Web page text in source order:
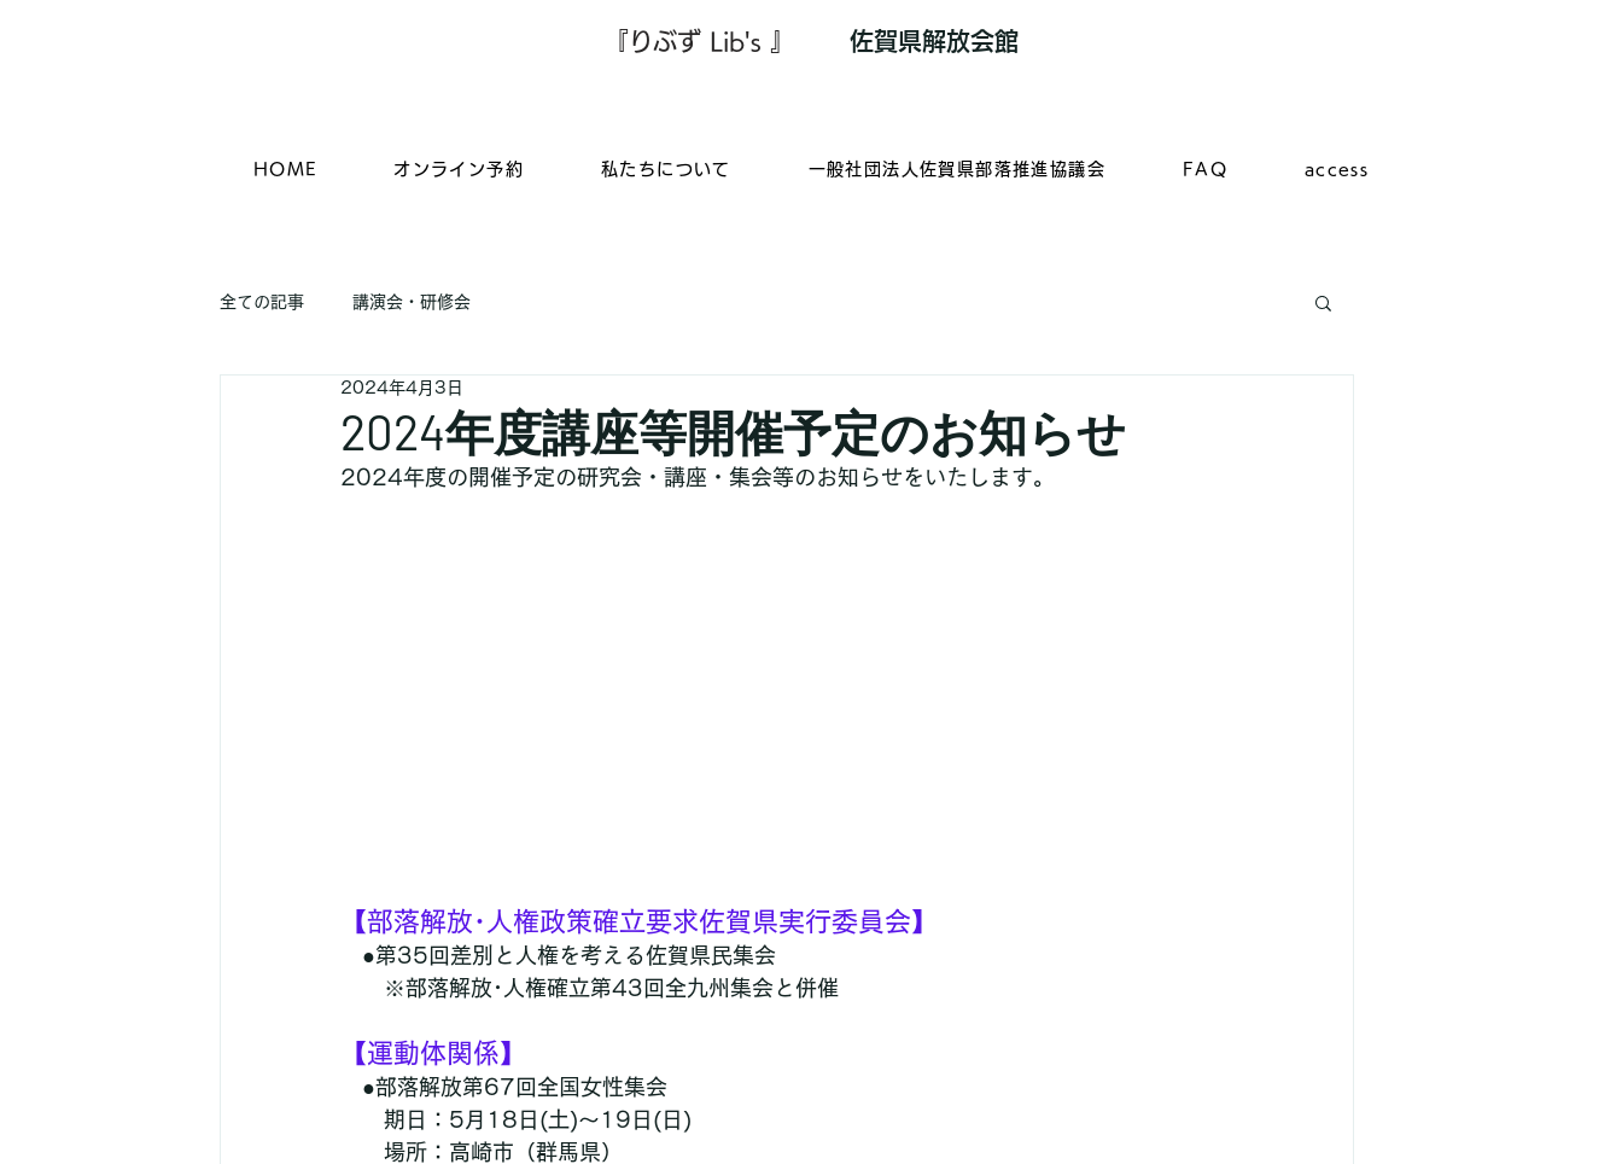
『りぶず Lib's 』 ​佐賀県解放会館
HOME オンライン予約 私たちについて 一般社団法人佐賀県部落推進協議会 FAQ access
全ての記事 講演会・研修会
2024年度講座等開催予定のお知らせ
2024年4月3日
2024年度の開催予定の研究会・講座・集会等のお知らせをいたします。
【部落解放･人権政策確立要求佐賀県実行委員会】
●第35回差別と人権を考える佐賀県民集会
※部落解放･人権確立第43回全九州集会と併催
【運動体関係】
●部落解放第67回全国女性集会
期日：5月18日(土)～19日(日)
場所：高崎市（群馬県）